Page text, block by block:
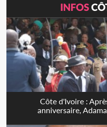
INFOS
Côte d'Ivoire :
anniversaire,